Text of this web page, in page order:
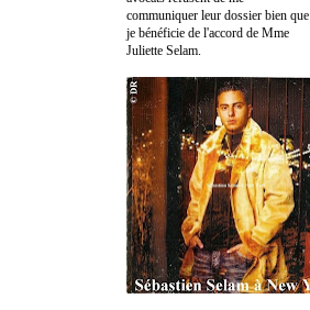
communiquer leur dossier bien que
je bénéficie de l'accord de Mme
Juliette Selam.